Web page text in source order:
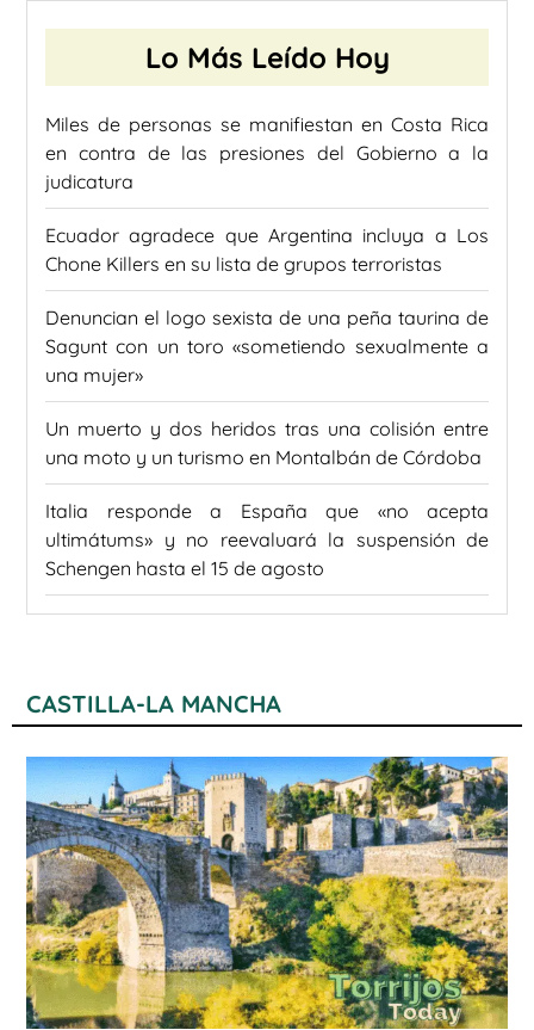
Lo Más Leído Hoy
Miles de personas se manifiestan en Costa Rica
en contra de las presiones del Gobierno a la
judicatura
Ecuador agradece que Argentina incluya a Los
Chone Killers en su lista de grupos terroristas
Denuncian el logo sexista de una peña taurina de
Sagunt con un toro «sometiendo sexualmente a
una mujer»
Un muerto y dos heridos tras una colisión entre
una moto y un turismo en Montalbán de Córdoba
Italia responde a España que «no acepta
ultimátums» y no reevaluará la suspensión de
Schengen hasta el 15 de agosto
CASTILLA-LA MANCHA